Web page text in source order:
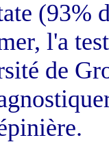
(93%
l'a
de